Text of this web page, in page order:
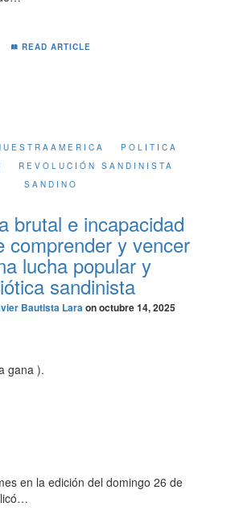
READ ARTICLE
POLITICA
REVOLUCIÓN SANDINISTA
SANDINO
brutal e incapacidad
comprender y vencer
lucha popular y
sandinista
Bautista Laraonoctubre 14, 2025
gana ).
en la edición del domingo 26 de